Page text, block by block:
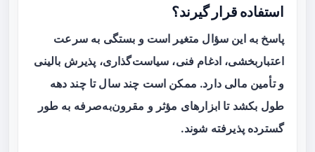
استفاده قرار گیرند؟
پاسخ به این سؤال متغیر است و بستگی به سرعت
اعتباربخشی، ادغام فنی، سیاست‌گذاری، پذیرش بالینی
و تأمین مالی دارد. ممکن است چند سال تا چند دهه
طول بکشد تا ابزارهای مؤثر و مقرون‌به‌صرفه به طور
گسترده پذیرفته شوند.